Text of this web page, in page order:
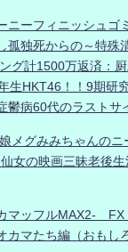
ニーフィニッシュゴ
孤独死からの～特殊
グ計1500万返済：
生HKT46！！9期研
鬱病60代のラストサ
メグみみちゃんの
女の映画三昧老後
マッフルMAX2- FX
マたち編（おもし